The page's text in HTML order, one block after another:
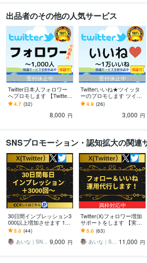
出品者のその他の人気サービス
受付休止中
Twitter日本人フォロワー
へプロモします 【Twitte
r】日本人フォロワー+100
人になるまでプロモ
4.7 (32)
8,000 円
受付休止中
Twitterいいね★ツイッタ
ーのプロモします ツイッ
ター（Twitter）100いいね
到達するまで宣伝
4.9 (26)
3,000 円
SNSプロモーション・認知拡大の関連
30日間インプレッション3
000以上増加させます 1日
3投稿まで振り分け対応可
能
5.0 (44)
あいな｜SNS集客のお手伝い 9,000 円
満枠対応中
Twitter(X)フォロワー増加
サポートをします 【実績3
450件以上】Xのフォロー
＆いいね運用代行サービ
ス
5.0 (63)
あいな｜SNS集客のお手伝い 11,000 円